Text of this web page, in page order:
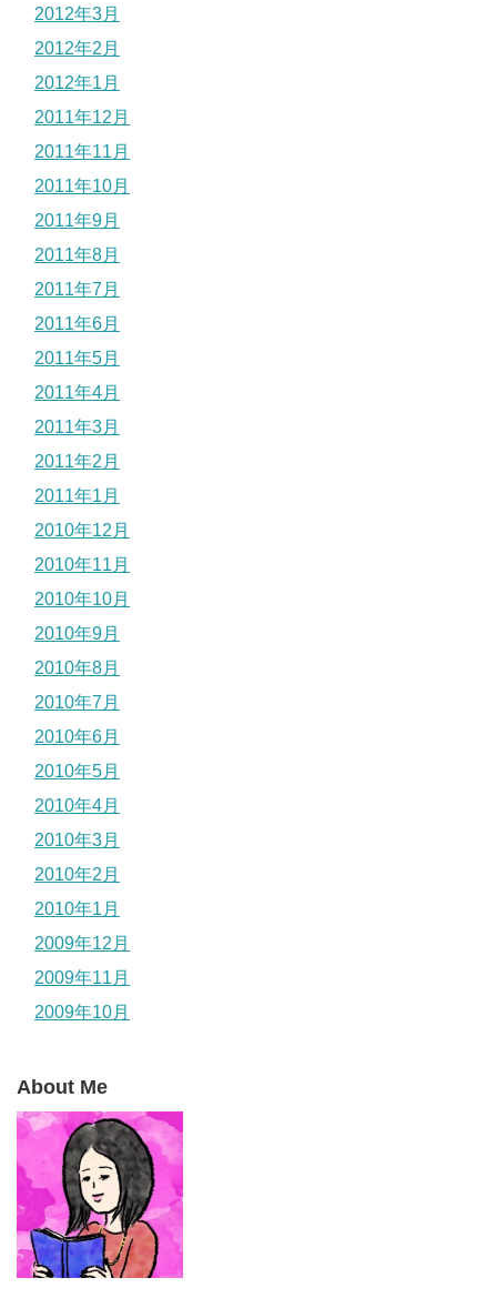
2012年3月
2012年2月
2012年1月
2011年12月
2011年11月
2011年10月
2011年9月
2011年8月
2011年7月
2011年6月
2011年5月
2011年4月
2011年3月
2011年2月
2011年1月
2010年12月
2010年11月
2010年10月
2010年9月
2010年8月
2010年7月
2010年6月
2010年5月
2010年4月
2010年3月
2010年2月
2010年1月
2009年12月
2009年11月
2009年10月
About Me